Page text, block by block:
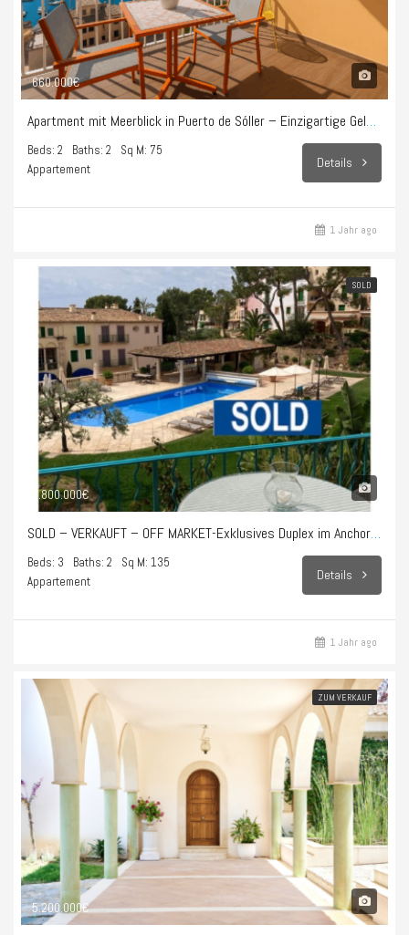
660.000€
Apartment mit Meerblick in Puerto de Sóller – Einzigartige Gelegenheit
Beds: 2 Baths: 2
Sq M: 75
Appartement
Details
1 Jahr ago
SOLD
1.800.000€
SOLD – VERKAUFT – OFF MARKET-Exklusives Duplex im Anchorage Club – Illetes
Beds: 3 Baths: 2
Sq M: 135
Appartement
Details
1 Jahr ago
ZUM VERKAUF
5.200.000€